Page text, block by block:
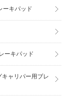
ーキパッド
ーキパッド
キャリパー用ブレ